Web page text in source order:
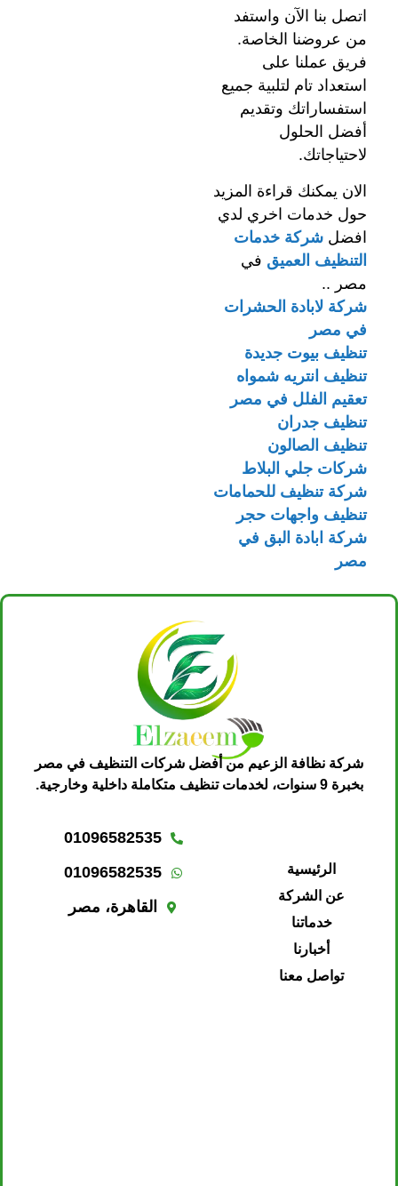
اتصل بنا الآن واستفد
من عروضنا الخاصة.
فريق عملنا على
استعداد تام لتلبية جميع
استفساراتك وتقديم
أفضل الحلول
لاحتياجاتك.
الان يمكنك قراءة المزيد
حول خدمات اخري لدي
افضل شركة خدمات
التنظيف العميق في
مصر ..
شركة لابادة الحشرات
في مصر
تنظيف بيوت جديدة
تنظيف انتريه شمواه
تعقيم الفلل في مصر
تنظيف جدران
تنظيف الصالون
شركات جلي البلاط
شركة تنظيف للحمامات
تنظيف واجهات حجر
شركة ابادة البق في
مصر
شركة نظافة الزعيم من أفضل شركات التنظيف في مصر
بخبرة 9 سنوات، لخدمات تنظيف متكاملة داخلية وخارجية.
الرئيسية
عن الشركة
خدماتنا
أخبارنا
تواصل معنا
01096582535
01096582535
القاهرة، مصر